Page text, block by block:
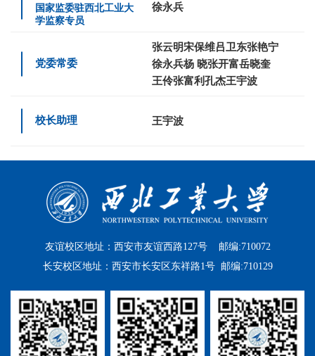
国家监委驻西北工业大
学监察专员
徐永兵
党委常委
张云明宋保维吕卫东张艳宁
徐永兵杨 晓张开富岳晓奎
王伶张富利孔杰王宇波
校长助理 王宇波
友谊校区地址：西安市友谊西路127号 邮编:710072
长安校区地址：西安市长安区东祥路1号 邮编:710129